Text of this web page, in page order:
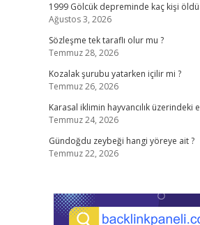
1999 Gölcük depreminde kaç kişi öldü
Ağustos 3, 2026
Sözleşme tek taraflı olur mu ?
Temmuz 28, 2026
Kozalak şurubu yatarken içilir mi ?
Temmuz 26, 2026
Karasal iklimin hayvancılık üzerindeki
Temmuz 24, 2026
Gündoğdu zeybeği hangi yöreye ait ?
Temmuz 22, 2026